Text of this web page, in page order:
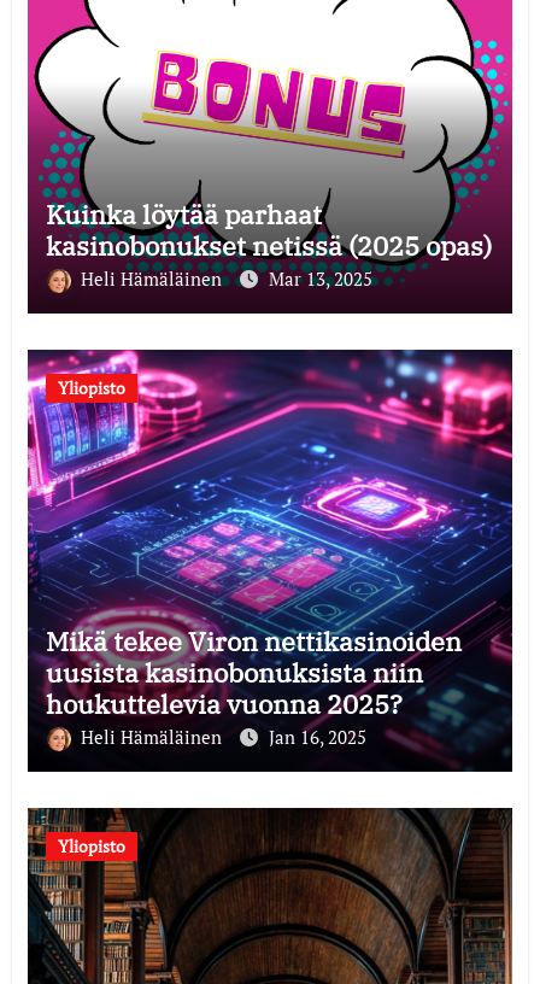
Kuinka löytää parhaat
kasinobonukset netissä (2025 opas)
Heli Hämäläinen Mar 13, 2025
Yliopisto
Mikä tekee Viron nettikasinoiden
uusista kasinobonuksista niin
houkuttelevia vuonna 2025?
Heli Hämäläinen Jan 16, 2025
Yliopisto